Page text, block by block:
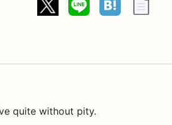
quite without pity.